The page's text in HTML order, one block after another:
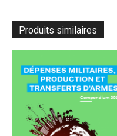
Produits similaires